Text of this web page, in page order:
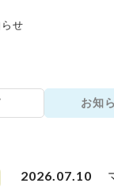
せ
お知
2026.07.10